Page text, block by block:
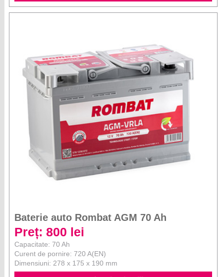
Baterie auto Rombat AGM 70 Ah
Preț: 800 lei
Capacitate: 70 Ah
Curent de pornire: 720 A(EN)
Dimensiuni: 278 x 175 x 190 mm